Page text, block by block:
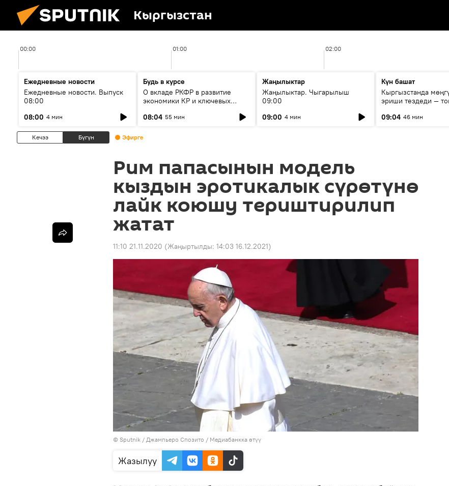
Кыргызстан
00:00 01:00 02:00
Ежедневные новости
Ежедневные новости. Выпуск
08:00
08:00 4 мин
Будь в курсе
О вкладе РКФР в развитие
экономики КР и ключевых
08:04 55 мин
Жаңылыктар
Жаңылыктар. Чыгарылыш
09:00
09:00 4 мин
Күн башат
Кыргызстанда
эриши тездеди —
09:04 46 мин
Кечээ Бүгүн Эфирге
Рим папасынын модель
кыздын эротикалык сүрөтүнө
лайк коюшу териштирилип
жатат
11:10 21.11.2020 (Жаңыртылды: 14:03 16.12.2021)
© Sputnik / Джампьеро Спозито / Медиабанкка өтүү
Жазылуу